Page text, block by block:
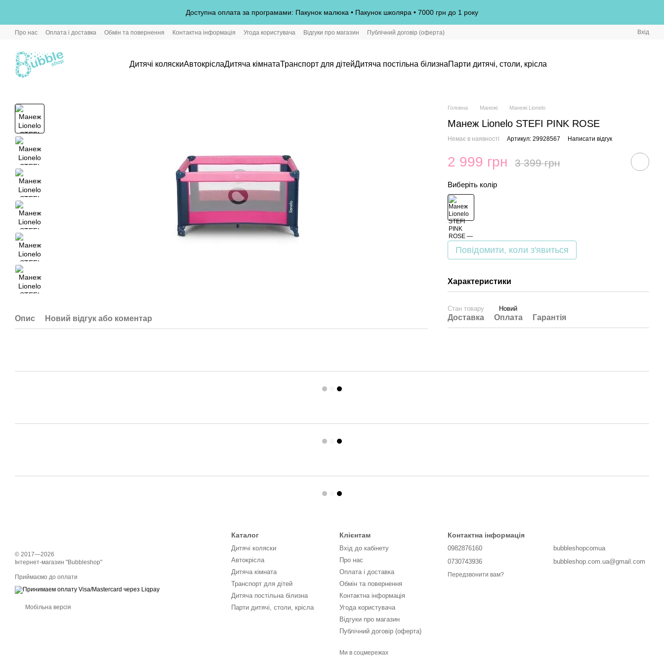
Доступна оплата за програмами: Пакунок малюка • Пакунок школяра • 7000 грн до 1 року
Про нас Оплата і доставка Обмін та повернення Контактна інформація Угода користувача Відгуки про магазин Публічний договір (оферта) Вхід
Дитячі коляскиАвтокріслаДитяча кімнатаТранспорт для дітейДитяча постільна білизнаПарти дитячі, столи, крісла
Опис Новий відгук або коментар
Головна Манежі Манежі Lionelo
Манеж Lionelo STEFI PINK ROSE
Немає в наявності Артикул: 29928567 Написати відгук
2 999 грн 3 399 грн
Виберіть колір
Повідомити, коли з'явиться
Характеристики
Стан товару Новий
Доставка Оплата Гарантія
© 2017—2026
Інтернет-магазин "Bubbleshop"
Приймаємо до оплати
Мобільна версія
Каталог
Дитячі коляски
Автокрісла
Дитяча кімната
Транспорт для дітей
Дитяча постільна білизна
Парти дитячі, столи, крісла
Клієнтам
Вхід до кабінету
Про нас
Оплата і доставка
Обмін та повернення
Контактна інформація
Угода користувача
Відгуки про магазин
Публічний договір (оферта)
Ми в соцмережах
Контактна інформація
0982876160
0730743936
Передзвонити вам?
bubbleshopcomua
bubbleshop.com.ua@gmail.com